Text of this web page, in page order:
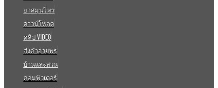
ยาสมุนไพร
ดาวน์โหลด
คลิป VIDEO
ส่งคำอวยพร
บ้านและสวน
คอมพิวเตอร์